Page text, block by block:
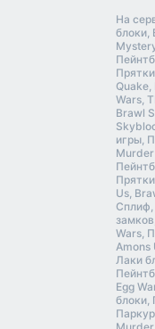
На
блоки,
Quake,
Wars,
Brawl
игры,
Us,
Сплиф,
Wars,
Amons
Лаки
Egg
блоки,